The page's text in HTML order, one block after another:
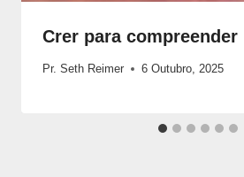
Crer para compreender
Pr. Seth Reimer 6 Outubro, 2025